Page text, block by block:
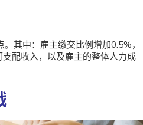
其中：雇主缴交比例增加0.5%，
配收入，以及雇主的整体人力成